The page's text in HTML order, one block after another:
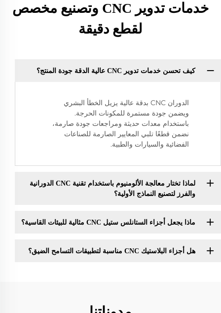
خدمات تدوير CNC وتصنيع مخصص
لقطع دقيقة
كيف تحسن خدمات تدوير CNC عالية الدقة جودة المنتج؟
الدوران CNC بدقة عالية يزيل الخطأ البشري
ويضمن جودة مستمرة للمكونات الحرجة.
باستخدام معدات حديثة ومراجعات جودة صارمة،
نضمن قطعًا تلبي المعايير الصارمة للصناعات
الفضائية والسيارات والطبية.
لماذا تختار معالجة الألومنيوم باستخدام تقنية CNC الدورانية
والفرز لتصنيع النماذج الأولية؟
ماذا يجعل أجزاء الستانلس ستيل CNC مثالية للبيئات القاسية؟
هل أجزاء البلاستيك CNC مناسبة لتطبيقات التسامح الضيق؟